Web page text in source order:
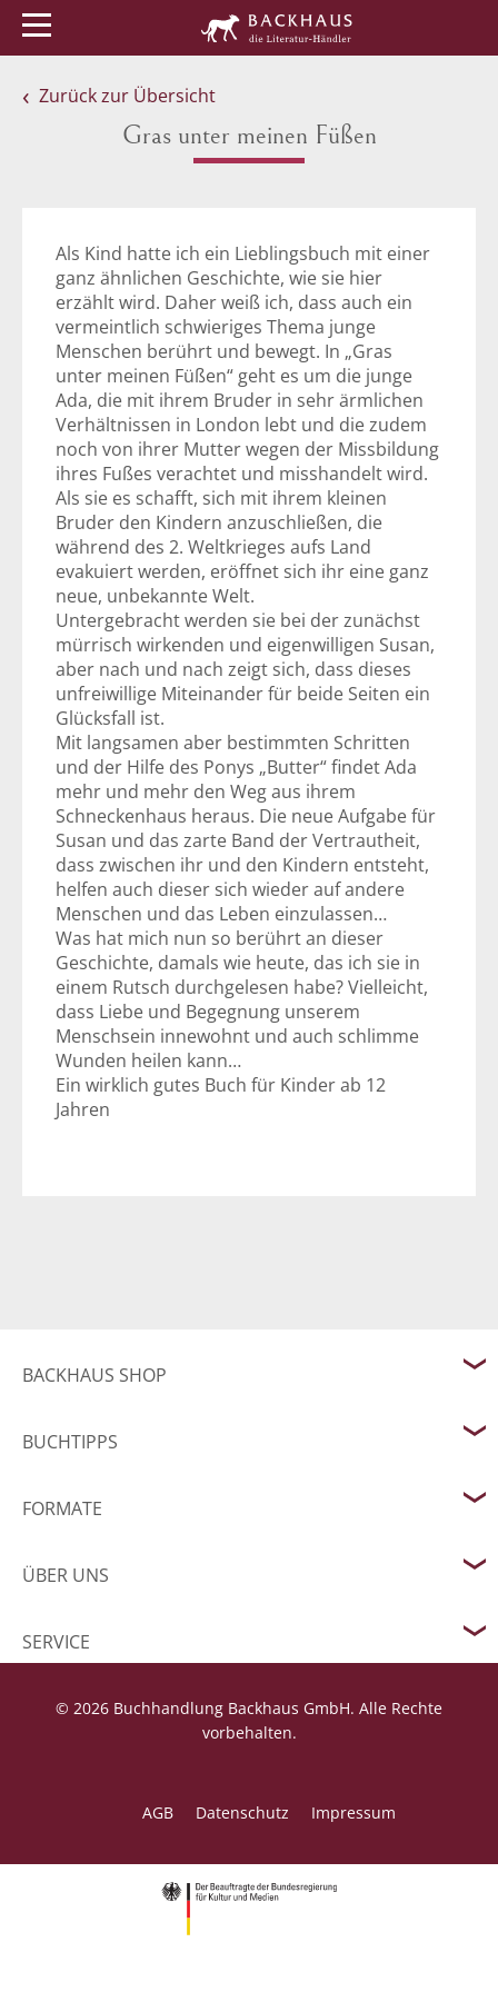
Zurück zur Übersicht
Gras unter meinen Füßen
Als Kind hatte ich ein Lieblingsbuch mit einer
ganz ähnlichen Geschichte, wie sie hier
erzählt wird. Daher weiß ich, dass auch ein
vermeintlich schwieriges Thema junge
Menschen berührt und bewegt. In „Gras
unter meinen Füßen“ geht es um die junge
Ada, die mit ihrem Bruder in sehr ärmlichen
Verhältnissen in London lebt und die zudem
noch von ihrer Mutter wegen der Missbildung
ihres Fußes verachtet und misshandelt wird.
Als sie es schafft, sich mit ihrem kleinen
Bruder den Kindern anzuschließen, die
während des 2. Weltkrieges aufs Land
evakuiert werden, eröffnet sich ihr eine ganz
neue, unbekannte Welt.
Untergebracht werden sie bei der zunächst
mürrisch wirkenden und eigenwilligen Susan,
aber nach und nach zeigt sich, dass dieses
unfreiwillige Miteinander für beide Seiten ein
Glücksfall ist.
Mit langsamen aber bestimmten Schritten
und der Hilfe des Ponys „Butter“ findet Ada
mehr und mehr den Weg aus ihrem
Schneckenhaus heraus. Die neue Aufgabe für
Susan und das zarte Band der Vertrautheit,
dass zwischen ihr und den Kindern entsteht,
helfen auch dieser sich wieder auf andere
Menschen und das Leben einzulassen…
Was hat mich nun so berührt an dieser
Geschichte, damals wie heute, das ich sie in
einem Rutsch durchgelesen habe? Vielleicht,
dass Liebe und Begegnung unserem
Menschsein innewohnt und auch schlimme
Wunden heilen kann…
Ein wirklich gutes Buch für Kinder ab 12
Jahren
BACKHAUS SHOP
BUCHTIPPS
FORMATE
ÜBER UNS
SERVICE
© 2026 Buchhandlung Backhaus GmbH. Alle Rechte
vorbehalten.
AGB Datenschutz Impressum